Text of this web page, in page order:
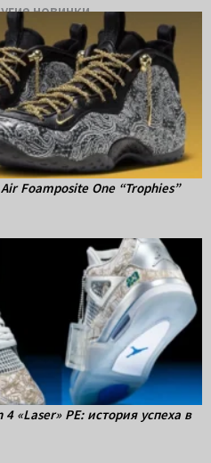
новинки
Foamposite One “Trophies”
«Laser» PE: история успеха в